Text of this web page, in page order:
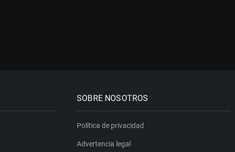
SOBRE NOSOTROS
Política de privacidad
Advertencia legal